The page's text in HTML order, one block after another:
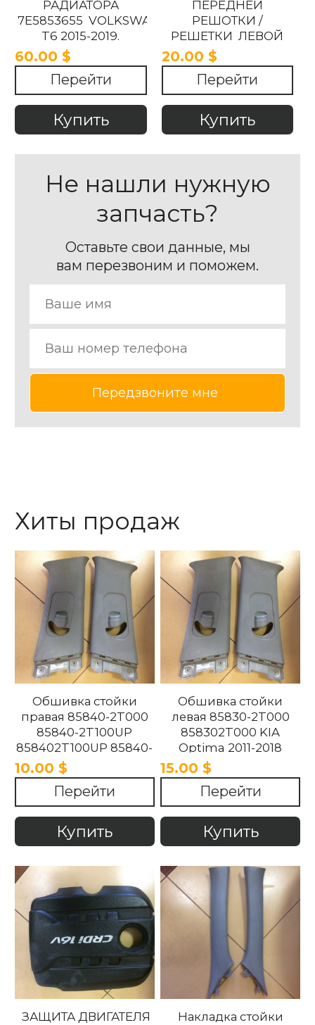
РАДИАТОРА
7E5853655 VOLKSWAGEN
T6 2015-2019.
60.00 $
Перейти
Купить
ПЕРЕДНЕЙ
РЕШОТКИ /
РЕШЕТКИ ЛЕВОЙ
7E5853763A
Volkswagen
Transporter T6 2015 -
2018,
20.00 $
Перейти
Купить
Не нашли нужную
запчасть?
Оставьте свои данные, мы
вам перезвоним и поможем.
Хиты продаж
Обшивка стойки
правая 85840-2T000
85840-2T100UP
858402T100UP 85840-
2T100UP KIA Optima
2011-2018
10.00 $
Перейти
Купить
Обшивка стойки
левая 85830-2T000
858302T000 KIA
Optima 2011-2018
15.00 $
Перейти
Купить
ЗАЩИТА ДВИГАТЕЛЯ
Накладка стойки